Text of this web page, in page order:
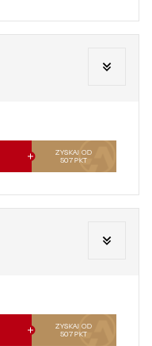
ZYSKAJ OD
507PKT
ZYSKAJ OD
507PKT